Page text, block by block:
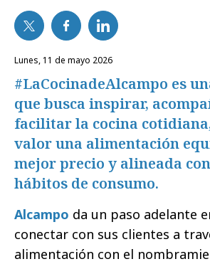
lunes, 11 de mayo 2026
#LaCocinadeAlcampo es
que busca inspirar,
facilitar la cocina
valor una alimentación
mejor precio y alineada
hábitos de consumo.
Alcampo da un paso adelante
conectar con sus clientes a
alimentación con el